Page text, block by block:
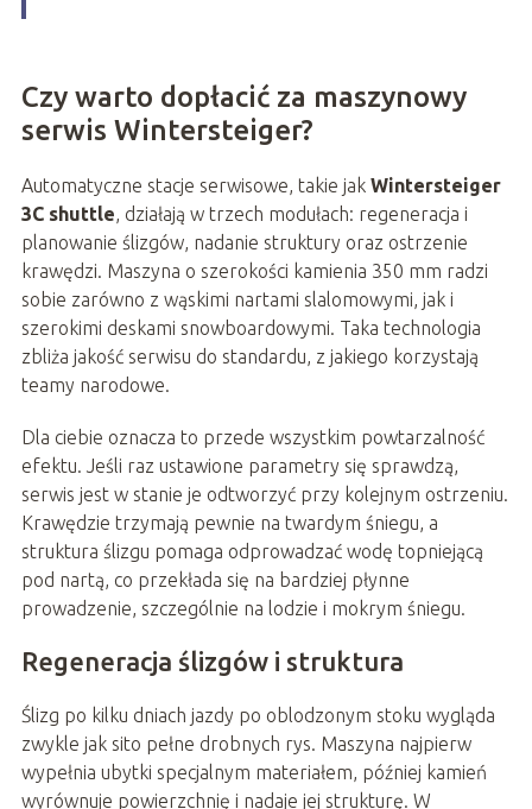
Czy warto dopłacić za maszynowy
serwis Wintersteiger?
Automatyczne stacje serwisowe, takie jak Wintersteiger
3C shuttle, działają w trzech modułach: regeneracja i
planowanie ślizgów, nadanie struktury oraz ostrzenie
krawędzi. Maszyna o szerokości kamienia 350 mm radzi
sobie zarówno z wąskimi nartami slalomowymi, jak i
szerokimi deskami snowboardowymi. Taka technologia
zbliża jakość serwisu do standardu, z jakiego korzystają
teamy narodowe.
Dla ciebie oznacza to przede wszystkim powtarzalność
efektu. Jeśli raz ustawione parametry się sprawdzą,
serwis jest w stanie je odtworzyć przy kolejnym ostrzeniu.
Krawędzie trzymają pewnie na twardym śniegu, a
struktura ślizgu pomaga odprowadzać wodę topniejącą
pod nartą, co przekłada się na bardziej płynne
prowadzenie, szczególnie na lodzie i mokrym śniegu.
Regeneracja ślizgów i struktura
Ślizg po kilku dniach jazdy po oblodzonym stoku wygląda
zwykle jak sito pełne drobnych rys. Maszyna najpierw
wypełnia ubytki specjalnym materiałem, później kamień
wyrównuje powierzchnię i nadaje jej strukturę. W